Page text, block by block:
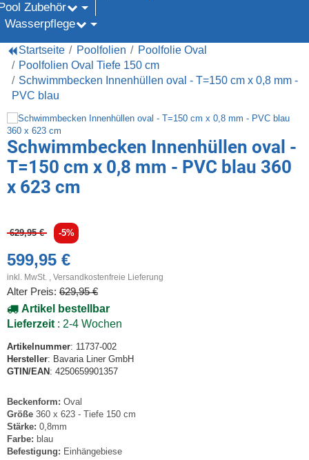
Zubehör
Wasserpflege
Startseite Poolfolien
Poolfolie Oval
Poolfolien Oval Tiefe 150 cm
Schwimmbecken Innenhüllen oval - T=150 cm x 0,8 mm -
PVC blau
Schwimmbecken Innenhüllen oval -
T=150 cm x 0,8 mm - PVC blau 360
x 623 cm
629,95 € -5%
599,95 €
inkl. MwSt. , Versandkostenfreie Lieferung
Alter Preis: 629,95 €
Artikel bestellbar
Lieferzeit : 2-4 Wochen
Artikelnummer: 11737-002
Hersteller: Bavaria Liner GmbH
GTIN/EAN : 4250659901357
Beckenform: Oval
Größe 360 x 623 - Tiefe 150 cm
Stärke: 0,8mm
Farbe: blau
Befestigung: Einhängebiese